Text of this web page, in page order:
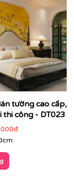
hàng trọn gói
tận nơi, thiết
thiện nhanh
tường cao cấp,
thi công - DT023